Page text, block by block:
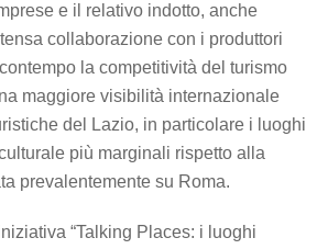
e il relativo indotto, anche
collaborazione con i produttori
la competitività del turismo
maggiore visibilità internazionale
del Lazio, in particolare i luoghi
più marginali rispetto alla
prevalentemente su Roma.
“Talking Places: i luoghi